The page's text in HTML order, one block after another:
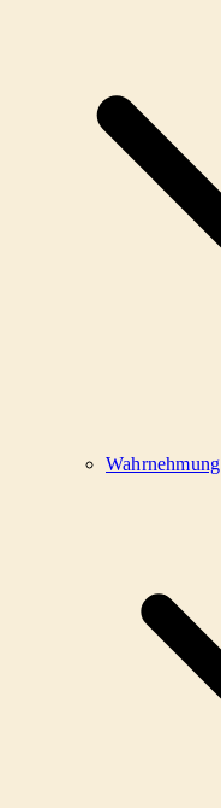
Wahrnehmung